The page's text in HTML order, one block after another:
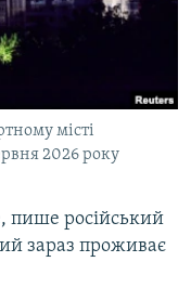
місті
2026 року
пише російський
зараз проживає